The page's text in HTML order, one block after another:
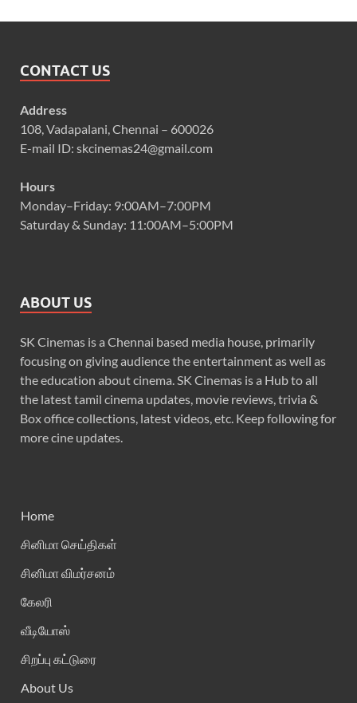
CONTACT US
Address
108, Vadapalani, Chennai – 600026
E-mail ID: skcinemas24@gmail.com
Hours
Monday–Friday: 9:00AM–7:00PM
Saturday & Sunday: 11:00AM–5:00PM
ABOUT US
SK Cinemas is a Chennai based media house, primarily
focusing on giving audience the entertainment as well as
the education about cinema. SK Cinemas is a Hub to all
the latest tamil cinema updates, movie reviews, trivia &
Box office collections, latest videos, etc. Keep following for
more cine updates.
Home
சினிமா செய்திகள்
சினிமா விமர்சனம்
கேலரி
வீடியோஸ்
சிறப்பு கட்டுரை
About Us